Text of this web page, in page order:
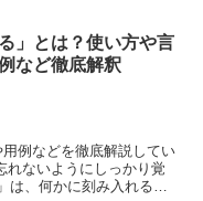
」とは？使い方や言
など徹底解釈
例などを徹底解説してい
れないようにしっかり覚
は、何かに刻み入れるよ